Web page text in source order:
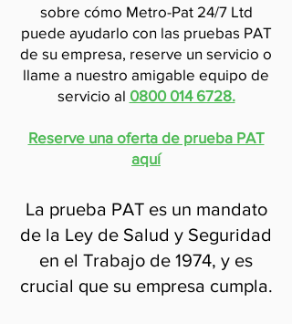
sobre cómo Metro-Pat 24/7 Ltd
puede ayudarlo con las pruebas PAT
de su empresa, reserve un servicio o
llame a nuestro amigable equipo de
servicio al 0800 014 6728.
Reserve una oferta de prueba PAT
aquí
La prueba PAT es un mandato
de la Ley de Salud y Seguridad
en el Trabajo de 1974, y es
crucial que su empresa cumpla.